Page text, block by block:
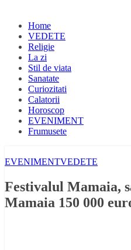
Home
VEDETE
Religie
La zi
Stil de viata
Sanatate
Curiozitati
Calatorii
Horoscop
EVENIMENT
Frumusete
EVENIMENTVEDETE
Festivalul Mamaia,
Mamaia 150 000